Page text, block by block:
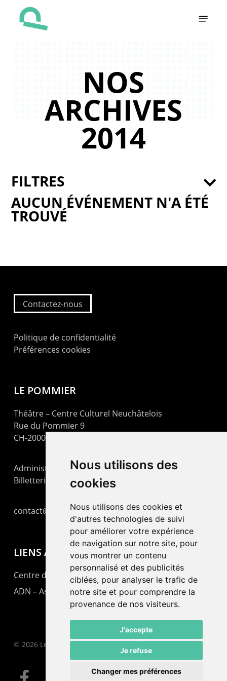
Nous utilisons des
cookies
Nous utilisons des cookies et
d'autres technologies de suivi
pour améliorer votre expérience
de navigation sur notre site, pour
vous montrer un contenu
personnalisé et des publicités
ciblées, pour analyser le trafic de
notre site et pour comprendre la
provenance de nos visiteurs.
J'accepte
Je refuse
Changer mes préférences
NOS
ARCHIVES
2014
AUCUN ÉVÉNEMENT N'A ÉTÉ
TROUVÉ
FILTRES
Contactez-nous
Politique de confidentialité
Préférences cookies
LE POMMIER
Théâtre – Centre Culturel Neuchâtelois
Rue du Pommier 9
CH-2000 Neuchâtel
Administration : +41 32 725 03 03
Billetterie : +41 32 725 05 05
contact@lepommier.ch
LIENS AMIS
Centre de culture ABC
ADN – Association Danse Neuchâtel
© 2026 Le Pommier.
facebook email